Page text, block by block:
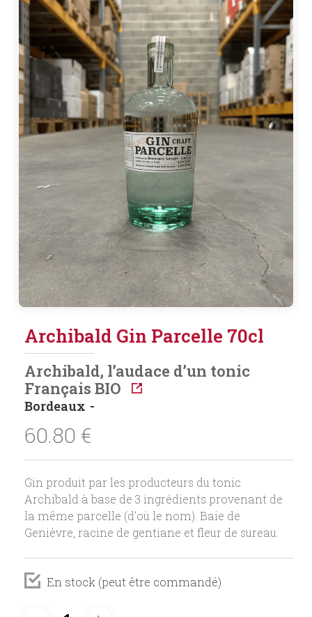
Archibald Gin Parcelle 70cl
Archibald, l’audace d’un tonic
Français BIO
Bordeaux
60.80 €
Gin produit par les producteurs du tonic
Archibald à base de 3 ingrédients provenant de
la même parcelle (d’où le nom). Baie de
Genièvre, racine de gentiane et fleur de sureau.
En stock (peut être commandé)